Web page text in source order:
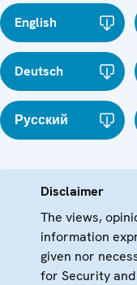
English
Deutsch
Русский
Disclaimer
The views,
information
given nor
for Security and